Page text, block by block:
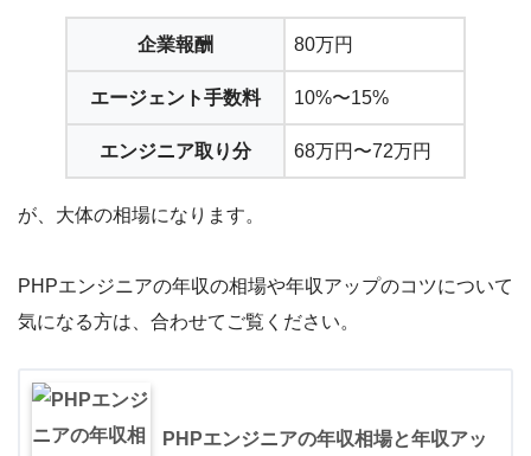
企業報酬 80万円
エージェント手数料 10%〜15%
エンジニア取り分 68万円〜72万円
が、大体の相場になります。
PHPエンジニアの年収の相場や年収アップのコツについて
気になる方は、合わせてご覧ください。
PHPエンジニアの年収相場と年収アッ